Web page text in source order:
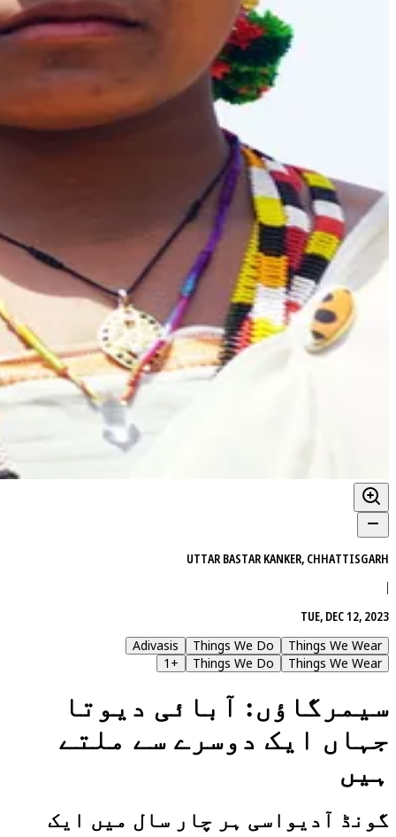
UTTAR BASTAR KANKER, CHHATTISGARH
|
TUE, DEC 12, 2023
Things We Wear
Things We Do
Adivasis
Things We Wear
Things We Do
+
1
سیمرگاؤں: آبائی دیوتا
جہاں ایک دوسرے سے ملتے
ہیں
گونڈ آدیواسی ہر چار سال میں ایک